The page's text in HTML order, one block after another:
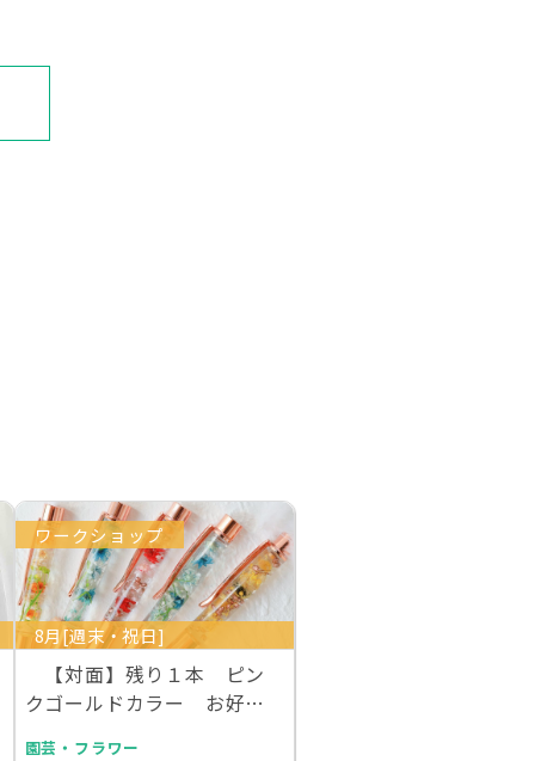
ワークショップ
8月[週末・祝日]
【対面】残り１本 ピン
クゴールドカラー お好き
園芸・フラワー